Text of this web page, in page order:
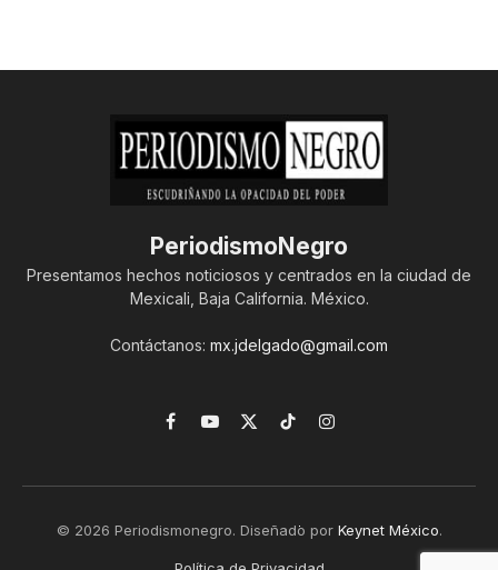
PeriodismoNegro
Presentamos hechos noticiosos y centrados en la ciudad de
Mexicali, Baja California. México.
Contáctanos: mx.jdelgado@gmail.com
Facebook
YouTube
X
TikTokInstagram
© 2026 Periodismonegro. Diseñado por Keynet México.